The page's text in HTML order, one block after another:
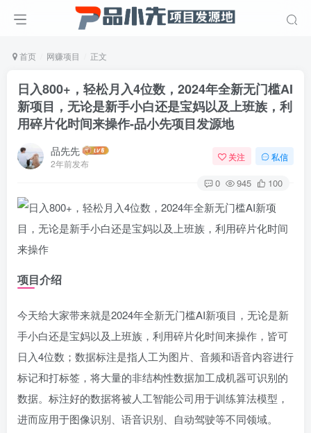
首页 网赚项目 正文
日入800+，轻松月入4位数，2024年全新无门槛AI
新项目，无论是新手小白还是宝妈以及上班族，利
用碎片化时间来操作-品小先项目发源地
品先先
2年前发布
关注 私信
0 945 100
项目介绍
今天给大家带来就是2024年全新无门槛AI新项目，无论是新
手小白还是宝妈以及上班族，利用碎片化时间来操作，皆可
日入4位数；数据标注是指人工为图片、音频和语音内容进行
标记和打标签，将大量的非结构性数据加工成机器可识别的
数据。标注好的数据将被人工智能公司用于训练算法模型，
进而应用于图像识别、语音识别、自动驾驶等不同领域。